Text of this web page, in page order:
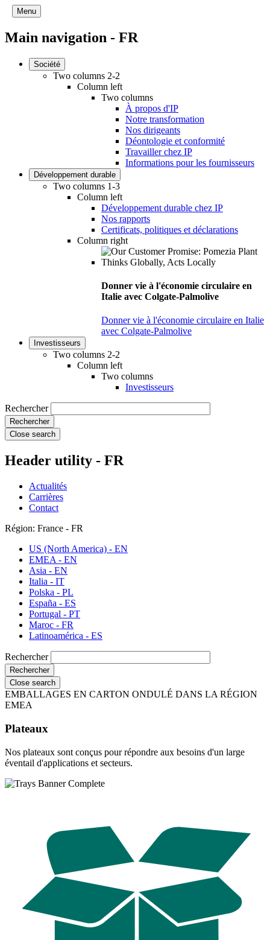
Menu
Main navigation - FR
Société
Two columns 2-2
Column left
Two columns
À propos d'IP
Notre transformation
Nos dirigeants
Déontologie et conformité
Travailler chez IP
Informations pour les fournisseurs
Développement durable
Two columns 1-3
Column left
Développement durable chez IP
Nos rapports
Certificats, politiques et déclarations
Column right
Donner vie à l'économie circulaire en
Italie avec Colgate-Palmolive
Donner vie à l'économie circulaire en Italie
avec Colgate-Palmolive
Investisseurs
Two columns 2-2
Column left
Two columns
Investisseurs
Rechercher
Close search
Header utility - FR
Actualités
Carrières
Contact
Région: France - FR
US (North America) - EN
EMEA - EN
Asia - EN
Italia - IT
Polska - PL
España - ES
Portugal - PT
Maroc - FR
Latinoamérica - ES
Rechercher
Close search
EMBALLAGES EN CARTON ONDULÉ DANS LA RÉGION
EMEA
Plateaux
Nos plateaux sont conçus pour répondre aux besoins d'un large
éventail d'applications et secteurs.